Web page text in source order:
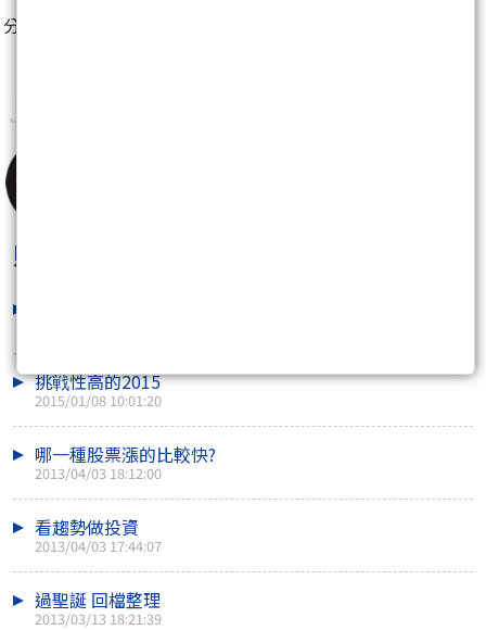
分享至：
財子學堂
挑戦性高的2015
2015/01/08 10:01:20
哪一種股票漲的比較快?
2013/04/03 18:12:00
看趨勢做投資
2013/04/03 17:44:07
過聖誕 回檔整理
2013/03/13 18:21:39